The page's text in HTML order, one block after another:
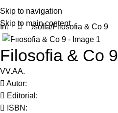
Skip to navigation
Skip to main content
Inicio Filosofía Filosofia & Co 9
Click to enlarge
Filosofia & Co 9
VV.AA.
Autor:
Editorial:
ISBN: